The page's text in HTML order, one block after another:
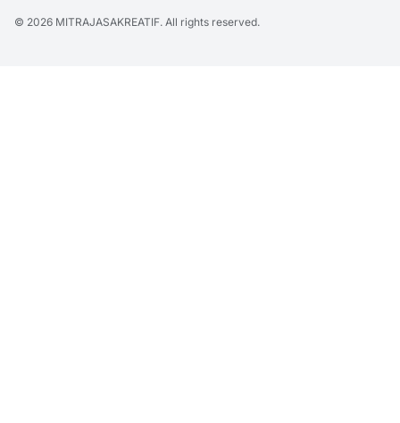
© 2026 MITRAJASAKREATIF. All rights reserved.